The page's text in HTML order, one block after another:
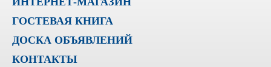
ГОСТЕВАЯ КНИГА
ДОСКА ОБЪЯВЛЕНИЙ
КОНТАКТЫ